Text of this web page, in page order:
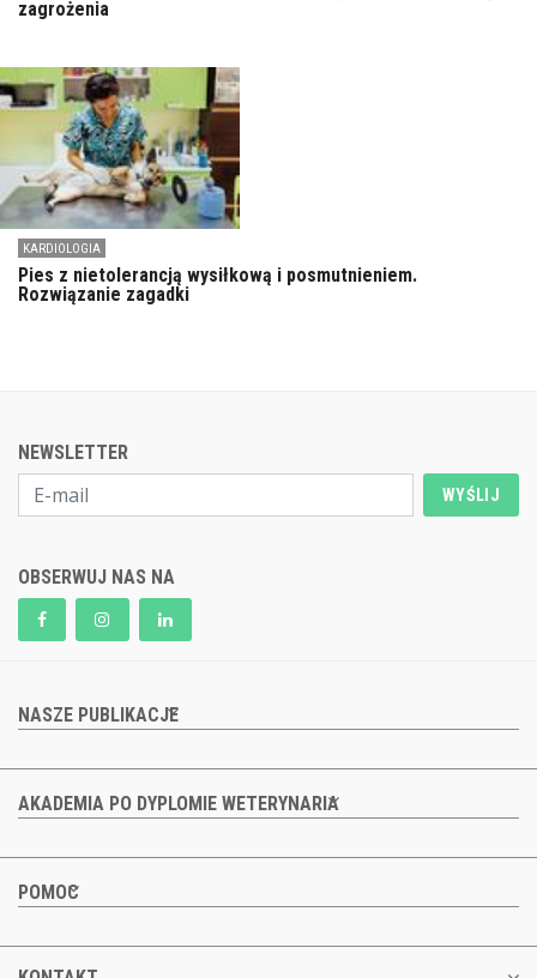
zagrożenia
KARDIOLOGIA
Pies z nietolerancją wysiłkową i posmutnieniem.
Rozwiązanie zagadki
NEWSLETTER
WYŚLIJ
OBSERWUJ NAS NA
NASZE PUBLIKACJE
AKADEMIA PO DYPLOMIE WETERYNARIA
POMOC